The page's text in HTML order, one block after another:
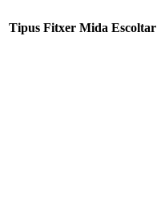
Tipus Fitxer Mida Escoltar